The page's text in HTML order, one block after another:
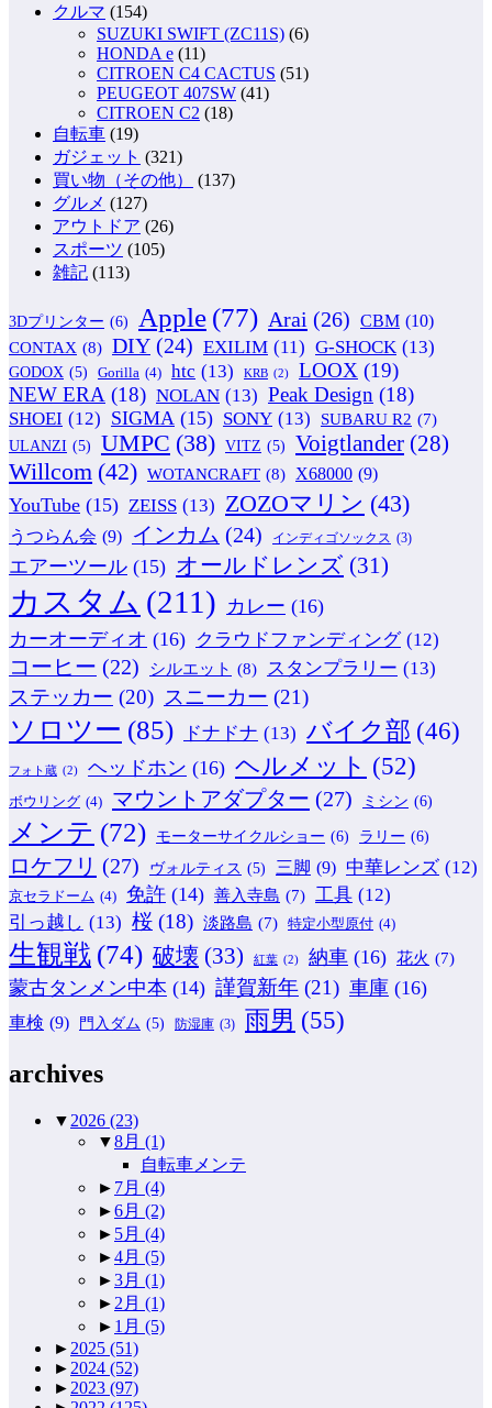
クルマ (154)
SUZUKI SWIFT (ZC11S) (6)
HONDA e (11)
CITROEN C4 CACTUS (51)
PEUGEOT 407SW (41)
CITROEN C2 (18)
自転車 (19)
ガジェット (321)
買い物（その他）
(137)
グルメ (127)
アウトドア (26)
スポーツ (105)
雑記 (113)
3Dプリンター (6) Apple (77) Arai (26) CBM (10)
CONTAX (8) DIY (24) EXILIM (11) G-SHOCK (13)
GODOX (5) Gorilla (4) htc (13) KRB (2) LOOX (19)
NEW ERA (18) NOLAN (13) Peak Design (18)
SHOEI (12) SIGMA (15) SONY (13) SUBARU R2 (7)
ULANZI (5) UMPC (38) VITZ (5) Voigtlander (28)
Willcom (42) WOTANCRAFT (8) X68000 (9)
YouTube (15) ZEISS (13) ZOZOマリン (43)
うつらん会 (9) インカム (24) インディゴソックス (3)
エアーツール (15) オールドレンズ (31)
カスタム (211) カレー (16)
カーオーディオ (16) クラウドファンディング (12)
コーヒー (22) シルエット (8) スタンプラリー (13)
ステッカー (20) スニーカー (21)
ソロツー (85) ドナドナ (13) バイク部 (46)
フォト蔵 (2) ヘッドホン (16) ヘルメット (52)
ボウリング (4) マウントアダプター (27) ミシン (6)
メンテ (72) モーターサイクルショー (6) ラリー (6)
ロケフリ (27) ヴォルティス (5) 三脚 (9) 中華レンズ (12)
京セラドーム (4) 免許 (14) 善入寺島 (7) 工具 (12)
引っ越し (13) 桜 (18) 淡路島 (7) 特定小型原付 (4)
生観戦 (74) 破壊 (33) 紅葉 (2) 納車 (16) 花火 (7)
蒙古タンメン中本 (14) 謹賀新年 (21) 車庫 (16)
車検 (9) 門入ダム (5) 防湿庫 (3) 雨男 (55)
archives
▼ 2026 (23)
▼8月 (1)
自転車メンテ
► 7月 (4)
►6月 (2)
► 5月 (4)
►4月 (5)
►3月 (1)
► 2月 (1)
► 1月 (5)
► 2025 (51)
► 2024 (52)
► 2023 (97)